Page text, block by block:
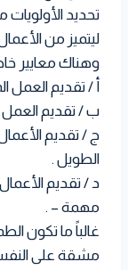
تحديد
ليتميز من
وهناك معايير
أ / تقديم العمل
ب / تقديم
ج / تقديم
الطويل .
د / تقديم
مهمة – .
غالباً ما تكون
مشقة على